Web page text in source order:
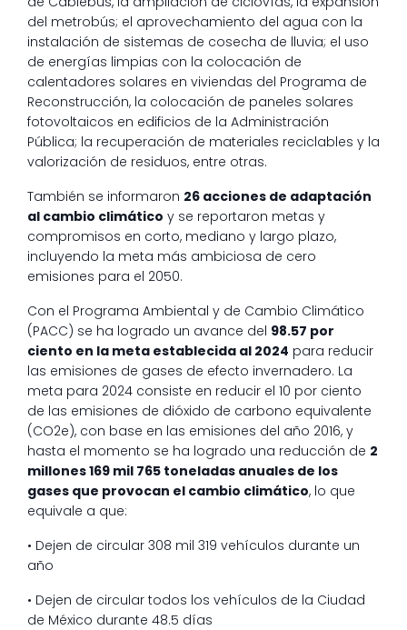
del metrobús; el aprovechamiento del agua con la
instalación de sistemas de cosecha de lluvia; el uso
de energías limpias con la colocación de
calentadores solares en viviendas del Programa de
Reconstrucción, la colocación de paneles solares
fotovoltaicos en edificios de la Administración
Pública; la recuperación de materiales reciclables y la
valorización de residuos, entre otras.
También se informaron 26 acciones de adaptación
al cambio climático y se reportaron metas y
compromisos en corto, mediano y largo plazo,
incluyendo la meta más ambiciosa de cero
emisiones para el 2050.
Con el Programa Ambiental y de Cambio Climático
(PACC) se ha logrado un avance del 98.57 por
ciento en la meta establecida al 2024 para reducir
las emisiones de gases de efecto invernadero. La
meta para 2024 consiste en reducir el 10 por ciento
de las emisiones de dióxido de carbono equivalente
(CO2e), con base en las emisiones del año 2016, y
hasta el momento se ha logrado una reducción de 2
millones 169 mil 765 toneladas anuales de los
gases que provocan el cambio climático, lo que
equivale a que:
• Dejen de circular 308 mil 319 vehículos durante un
año
• Dejen de circular todos los vehículos de la Ciudad
de México durante 48.5 días